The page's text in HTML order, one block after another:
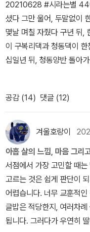
읽는 내내 고개를 저었다.
려는 어른이라면 ‘느낌(감
함께 살림짓고 살림하고 살
철드는 길목이다. 풀과 나
열매를 내려고 무르익는
수 살림짓고 몸소 살림하
살림 이야기가 한 톨조차
두 달 소꿉노래》, 《풀꽃나
밑 꾸러미 사전》, 《미래세
라 걷다가 작은책집을 보았
《곁말》, 《책숲마실》, 《
즐거움》, 《이오덕 마음
e+‘현지 누나’ 김남국, 경
ps://
ype=journalists아무도 말
20210628 #시라는별 44
셨다 그만 울어, 두말없이
몇날 며칠 자줬다 구년 뒤,
이 구복리댁과 청동댁이
십일년 뒤, 청동양반 돌아
얘기하다 자는 게 전부라
가는 명절 뒤 밤에도 이 별
하는데, 구복리댁은 울 큰
댁은 울어매다 박성우 시
살 사전‘ 시리즈로 먼저 알
교과서에는 마음 알기 단
감정의 폭이 넓어진다. ‘
같다. 내 경우에는 어휘 습
몇 권 구매했다. 나는 출
좋아하지 않는데, 다행히
이따금 들춰 보며 진지하
공감 (14) 댓글 (12)
겨울호랑이
아홉 살의 느낌, 마음 그리
서점에서 가장 고민할 때
고르는 것은 쉽게 판단이 되지만, 아이가 볼 책은 쉽게 판단 내리기가
어렵습니다. 너무 교훈적
글밥은 적당한지, 여러차
됩니다. 그러다가 우연히